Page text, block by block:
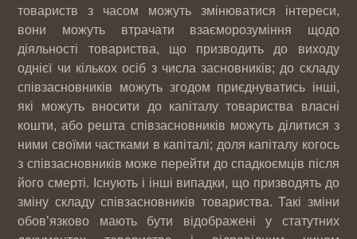
товариств з часом можуть змінюватися інтереси,
вони можуть втрачати взаєморозуміння щодо
діяльності товариства, що призводить до виходу
однієї чи кількох осіб з числа засновників; до складу
співзасновників можуть згодом приєднуватись інші,
які можуть вносити до капіталу товариства власні
кошти, або решта співзасновників можуть ділитися з
ними своїми частками в капіталі; доля капіталу когось
з співзасновників може перейти до спадкоємців після
його смерті. Існують і інші випадки, що призводять до
зміну складу співзасновників товариства. Такі зміни
обов’язково мають бути відображені у статутних